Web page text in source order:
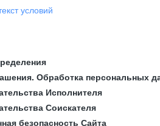
условий
Обработка персональных
Исполнителя
Соискателя
безопасность Сайта